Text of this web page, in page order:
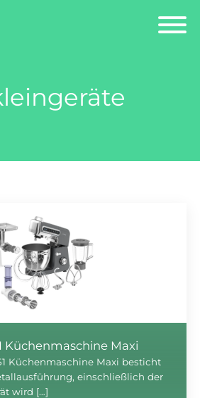
Küchenmaschine Maxi
Küchenmaschine Maxi besticht
einschließlich der
wird […]